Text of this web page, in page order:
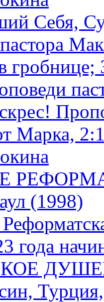
Себя,
Марка,
(1998)
года